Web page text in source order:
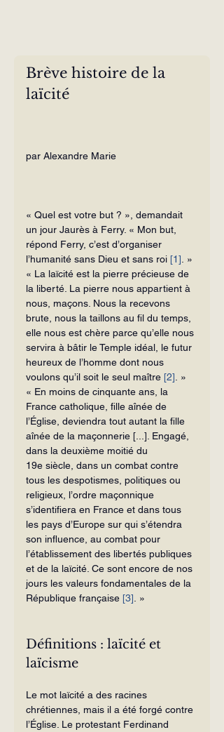
Brève histoire de la
laïcité
par Alexandre Marie
« Quel est votre but ? », demandait
un jour Jaurès à Ferry. « Mon but,
répond Ferry, c’est d’organiser
l’humanité sans Dieu et sans roi [1] . »
« La laïcité est la pierre précieuse de
la liberté. La pierre nous appartient à
nous, maçons. Nous la recevons
brute, nous la taillons au fil du temps,
elle nous est chère parce qu’elle nous
servira à bâtir le Temple idéal, le futur
heureux de l’homme dont nous
voulons qu’il soit le seul maître [2] . »
« En moins de cinquante ans, la
France catholique, fille aînée de
l’Église, deviendra tout autant la fille
aînée de la maçonnerie [...]. Engagé,
dans la deuxième moitié du
19e siècle, dans un combat contre
tous les despotismes, politiques ou
religieux, l’ordre maçonnique
s’identifiera en France et dans tous
les pays d’Europe sur qui s’étendra
son influence, au combat pour
l’établissement des libertés publiques
et de la laïcité. Ce sont encore de nos
jours les valeurs fondamentales de la
République française [3] . »
Définitions : laïcité et
laïcisme
Le mot laïcité a des racines
chrétiennes, mais il a été forgé contre
l’Église. Le protestant Ferdinand